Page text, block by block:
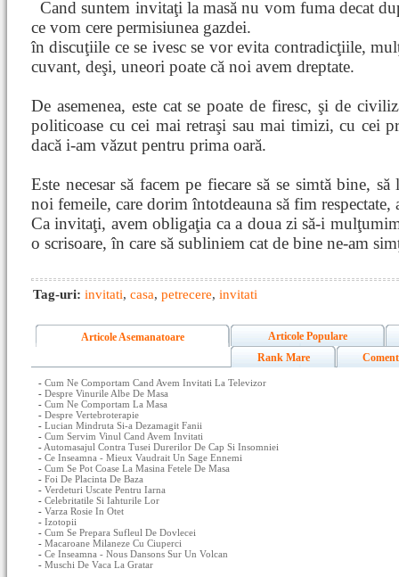
Cand suntem invitaţi la masă nu vom fuma decat
ce vom cere permisiunea gazdei.
în discuţiile ce se ivesc se vor evita contradicţiile,
cuvant, deşi, uneori poate că noi avem dreptate.
De asemenea, este cat se poate de firesc, şi de
politicoase cu cei mai retraşi sau mai timizi, cu cei
dacă i-am văzut pentru prima oară.
Este necesar să facem pe fiecare să se simtă bine,
noi femeile, care dorim întotdeauna să fim respectate,
Ca invitaţi, avem obligaţia ca a doua zi să-i
o scrisoare, în care să subliniem cat de bine ne-am
Tag-uri: invitati, casa, petrecere, invitati
Articole Asemanatoare
Articole Populare
Rank Mare
- Cum Ne Comportam Cand Avem Invitati La Televizor
- Despre Vinurile Albe De Masa
- Cum Ne Comportam La Masa
- Despre Vertebroterapie
- Lucian Mindruta Si-a Dezamagit Fanii
- Cum Servim Vinul Cand Avem Invitati
- Automasajul Contra Tusei Durerilor De Cap Si Insomniei
- Ce Inseamna - Mieux Vaudrait Un Sage Ennemi
- Cum Se Pot Coase La Masina Fetele De Masa
- Foi De Placinta De Baza
- Verdeturi Uscate Pentru Iarna
- Celebritatile Si Iahturile Lor
- Varza Rosie In Otet
- Izotopii
- Cum Se Prepara Sufleul De Dovlecei
- Macaroane Milaneze Cu Ciuperci
- Ce Inseamna - Nous Dansons Sur Un Volcan
- Muschi De Vaca La Gratar